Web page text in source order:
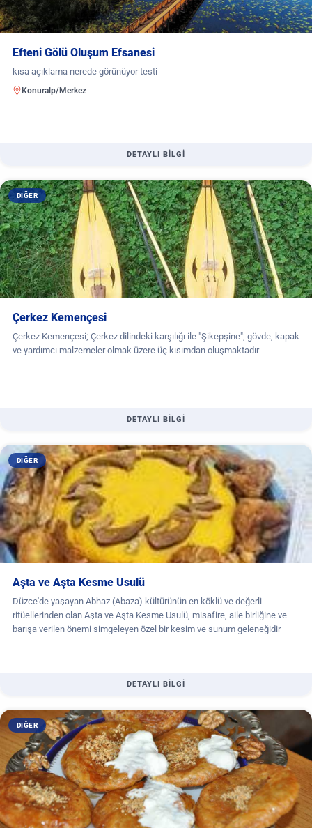
Efteni Gölü Oluşum Efsanesi
kısa açıklama nerede görünüyor testi
Konuralp/Merkez
DETAYLI BİLGİ
DIĞER
Çerkez Kemençesi
Çerkez Kemençesi; Çerkez dilindeki karşılığı ile "Şikepşine"; gövde, kapak
ve yardımcı malzemeler olmak üzere üç kısımdan oluşmaktadır
DETAYLI BİLGİ
DIĞER
Aşta ve Aşta Kesme Usulü
Düzce'de yaşayan Abhaz (Abaza) kültürünün en köklü ve değerli
ritüellerinden olan Aşta ve Aşta Kesme Usulü, misafire, aile birliğine ve
barışa verilen önemi simgeleyen özel bir kesim ve sunum geleneğidir
DETAYLI BİLGİ
DIĞER